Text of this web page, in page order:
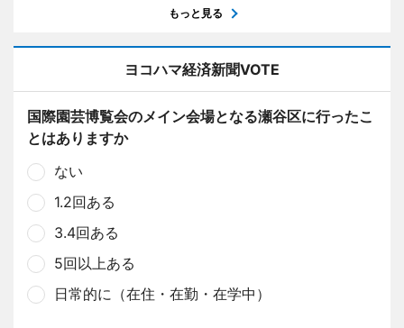
もっと見る
ヨコハマ経済新聞VOTE
国際園芸博覧会のメイン会場となる瀬谷区に行ったこ
とはありますか
ない
1.2回ある
3.4回ある
5回以上ある
日常的に（在住・在勤・在学中）